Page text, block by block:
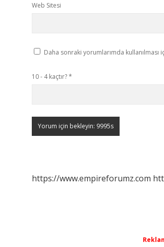
Web Sitesi
Daha sonraki yorumlarımda
10 - 4 kaçtır?*
https://www.empireforumz.com